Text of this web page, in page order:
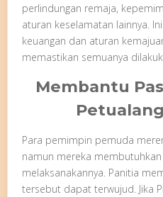
perlindungan remaja,
aturan keselamatan lainnya.
keuangan dan aturan
memastikan semuanya
Membantu
Para pemimpin pemuda
namun mereka
melaksanakannya. Panitia
tersebut dapat terwujud. Jika